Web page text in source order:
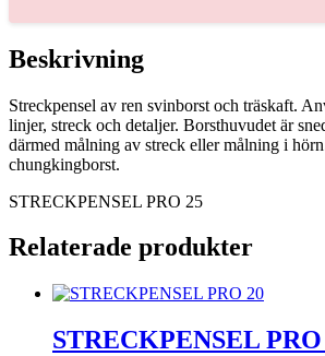
Beskrivning
Streckpensel av ren svinborst och träskaft.
linjer, streck och detaljer. Borsthuvudet är
därmed målning av streck eller målning i
chungkingborst.
STRECKPENSEL PRO 25
Relaterade produkter
STRECKPENSEL PRO